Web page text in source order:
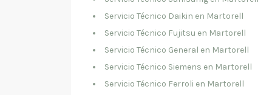
Servicio Técnico Daikin en Martorell
Servicio Técnico Fujitsu en Martorell
Servicio Técnico General en Martorell
Servicio Técnico Siemens en Martorell
Servicio Técnico Ferroli en Martorell